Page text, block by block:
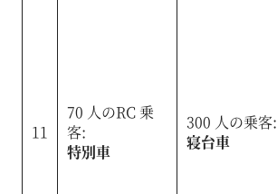
11
70 人のRC 乗
客:
特別車
300 人の乗客:
寝台車